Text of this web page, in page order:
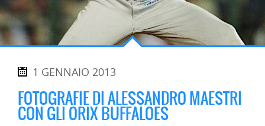
1 GENNAIO 2013
FOTOGRAFIE DI ALESSANDRO MAESTRI
CON GLI ORIX BUFFALOES